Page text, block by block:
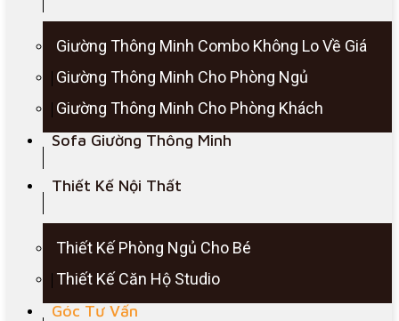
Giường Thông Minh Combo Không Lo Về Giá
Giường Thông Minh Cho Phòng Ngủ
Giường Thông Minh Cho Phòng Khách
Sofa Giường Thông Minh
Thiết Kế Nội Thất
Thiết Kế Phòng Ngủ Cho Bé
Thiết Kế Căn Hộ Studio
Góc Tư Vấn